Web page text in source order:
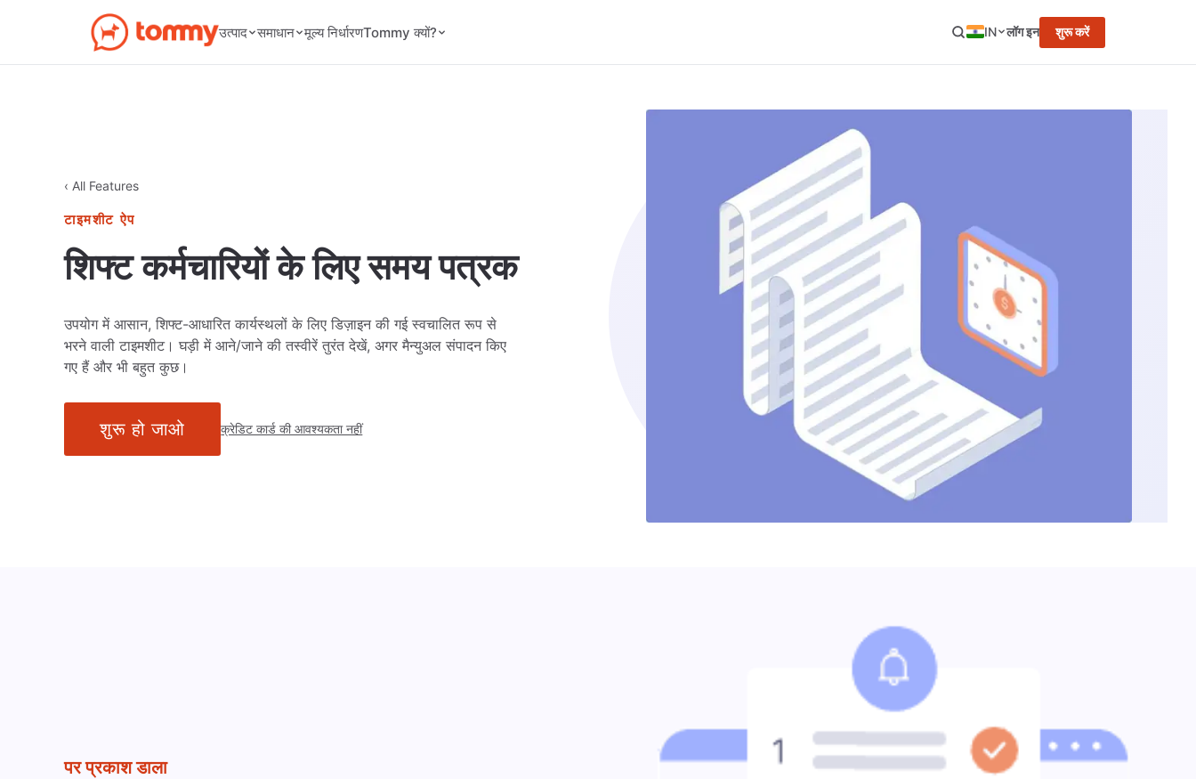
उत्पाद समाधान मूल्य निर्धारणTommy क्यों? IN लॉग इन शुरू करें
‹ All Features
टाइमशीट ऐप
शिफ्ट कर्मचारियों के लिए समय पत्रक
उपयोग में आसान, शिफ्ट-आधारित कार्यस्थलों के लिए डिज़ाइन की गई स्वचालित रूप से
भरने वाली टाइमशीट। घड़ी में आने/जाने की तस्वीरें तुरंत देखें, अगर मैन्युअल संपादन किए
गए हैं और भी बहुत कुछ।
शुरू हो जाओ क्रेडिट कार्ड की आवश्यकता नहीं
पर प्रकाश डाला